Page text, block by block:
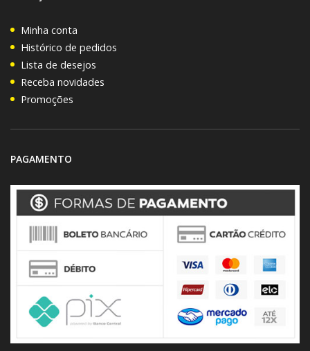
Minha conta
Histórico de pedidos
Lista de desejos
Receba novidades
Promoções
PAGAMENTO